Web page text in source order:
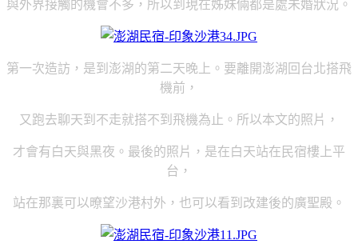
與外界接觸的機會不多，所以到現在姊妹倆都是處未婚狀況。
第一次造訪，是到澎湖的第二天晚上。要離開澎湖回台北搭飛
機前，
又跑去聊天到不走就搭不到飛機為止。所以本文的照片，
才會有白天與黑夜。最後的照片，是在白天站在民宿樓上平
台，
站在那裏可以暸望沙港村外，也可以看到改建後的廣聖殿。